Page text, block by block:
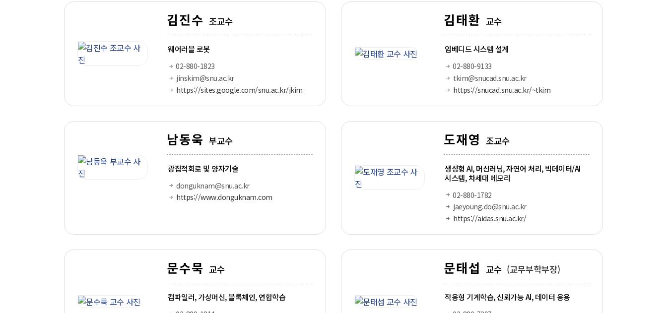
김진수 조교수
웨어러블 로봇
02-880-1823
jinskim@snu.ac.kr
https://sites.google.com/snu.ac.kr/jkim
김태환 교수
임베디드 시스템 설계
02-880-9133
tkim@snucad.snu.ac.kr
https://snucad.snu.ac.kr/~tkim
남동욱 부교수
광집적회로 및 양자기술
donguknam@snu.ac.kr
https://www.donguknam.com
도재영 조교수
생성형 AI, 머신러닝, 자연어 처리, 빅데이터/AI
시스템, 차세대 메모리
02-880-1782
jaeyoung.do@snu.ac.kr
https://aidas.snu.ac.kr/
문수묵 교수
컴파일러, 가상머신, 블록체인, 연합학습
문태섭 교수 (교무부학부장)
적응형 기계학습, 신뢰가능 AI, 데이터 응용